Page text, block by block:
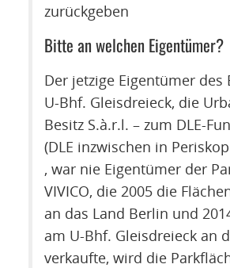
zurückgeben
Bitte an welchen Eigentümer?
Der jetzige Eigentümer des
U-Bhf. Gleisdreieck, die
Besitz S.à.r.l. – zum DLE-
(DLE inzwischen in
, war nie Eigentümer der
VIVICO, die 2005 die
an das Land Berlin und
am U-Bhf. Gleisdreieck an
verkaufte, wird die